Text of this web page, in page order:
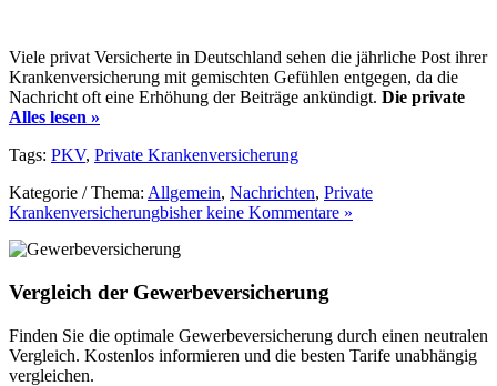
Viele privat Versicherte in Deutschland sehen die jährliche Post ihrer
Krankenversicherung mit gemischten Gefühlen entgegen, da die
Nachricht oft eine Erhöhung der Beiträge ankündigt. Die private
Alles lesen »
Tags: PKV, Private Krankenversicherung
Kategorie / Thema: Allgemein, Nachrichten, Private
Krankenversicherungbisher keine Kommentare »
Vergleich der Gewerbeversicherung
Finden Sie die optimale Gewerbeversicherung durch einen neutralen
Vergleich. Kostenlos informieren und die besten Tarife unabhängig
vergleichen.